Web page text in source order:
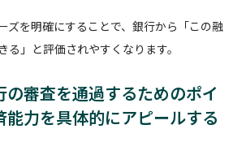
ズを明確にすることで、銀行から「この融
る」と評価されやすくなります。
の審査を通過するためのポイ
力を具体的にアピールする